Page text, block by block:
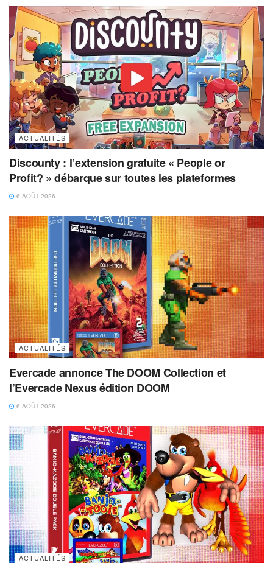
ACTUALITÉS
Discounty : l’extension gratuite « People or
Profit? » débarque sur toutes les plateformes
6 AOÛT 2026
ACTUALITÉS
Evercade annonce The DOOM Collection et
l’Evercade Nexus édition DOOM
6 AOÛT 2026
ACTUALITÉS